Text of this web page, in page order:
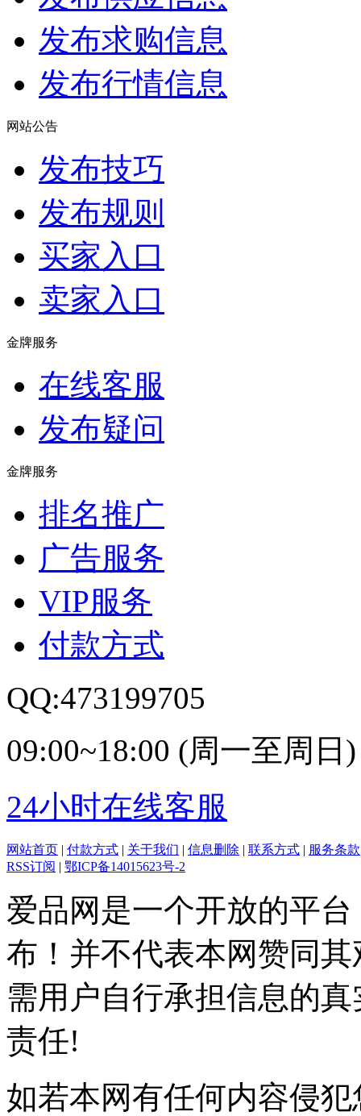
发布求购信息
发布行情信息
网站公告
发布技巧
发布规则
买家入口
卖家入口
金牌服务
在线客服
发布疑问
金牌服务
排名推广
广告服务
VIP服务
付款方式
QQ:473199705
09:00~18:00 (周一至周日)
24小时在线客服
网站首页 | 付款方式 | 关于我们 | 信息删除 | 联系方式 | 服务条款
RSS订阅 | 鄂ICP备14015623号-2
爱品网是一个开放的平
布！并不代表本网赞同
需用户自行承担信息的
责任!
如若本网有任何内容侵